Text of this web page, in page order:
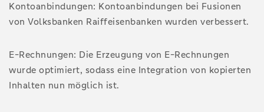
Kontoanbindungen: Kontoanbindungen bei Fusionen
von Volksbanken Raiffeisenbanken wurden verbessert.
E-Rechnungen: Die Erzeugung von E-Rechnungen
wurde optimiert, sodass eine Integration von kopierten
Inhalten nun möglich ist.